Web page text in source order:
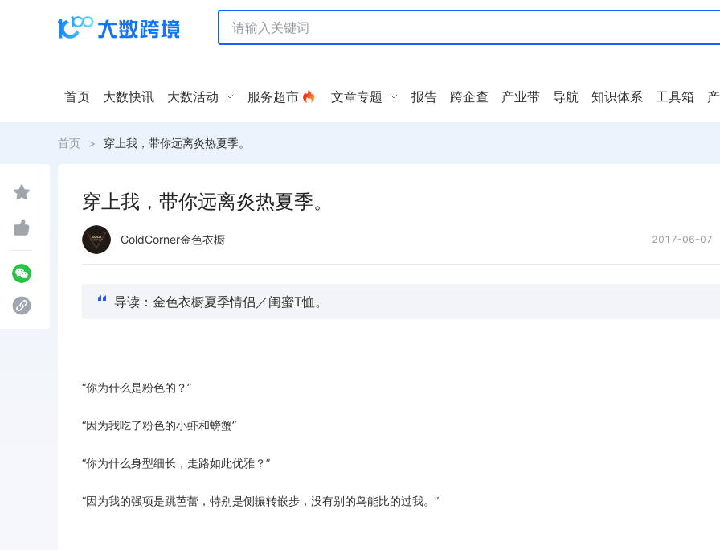
首页 大数快讯 大数活动 服务超市 文章专题 报告 跨企查 产业带 导航 知识体系 工具箱
首页 > 穿上我，带你远离炎热夏季。
穿上我，带你远离炎热夏季。
GoldCorner金色衣橱 2017-06-07
导读：金色衣橱夏季情侣／闺蜜T恤。
“你为什么是粉色的？”
“因为我吃了粉色的小虾和螃蟹”
“你为什么身型细长，走路如此优雅？”
“因为我的强项是跳芭蕾，特别是侧辗转嵌步，没有别的鸟能比的过我。”